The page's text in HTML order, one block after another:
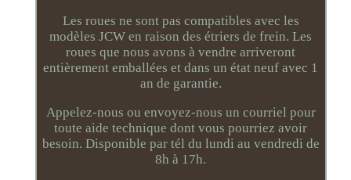
Les roues ne sont pas compatibles avec les
modèles JCW en raison des étriers de frein. Les
roues que nous avons à vendre arriveront
entièrement emballées et dans un état neuf avec 1
an de garantie.
Appelez-nous ou envoyez-nous un courriel pour
toute aide technique dont vous pourriez avoir
besoin. Disponible par tél du lundi au vendredi de
8h à 17h.